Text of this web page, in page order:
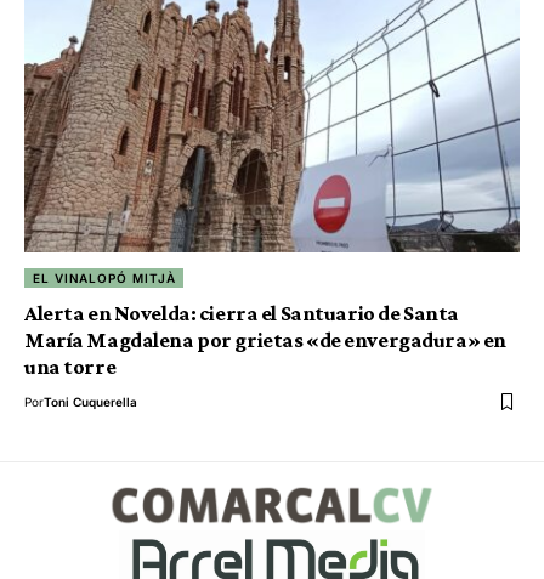
EL VINALOPÓ MITJÀ
Alerta en Novelda: cierra el Santuario de Santa
María Magdalena por grietas «de envergadura» en
una torre
PorToni Cuquerella